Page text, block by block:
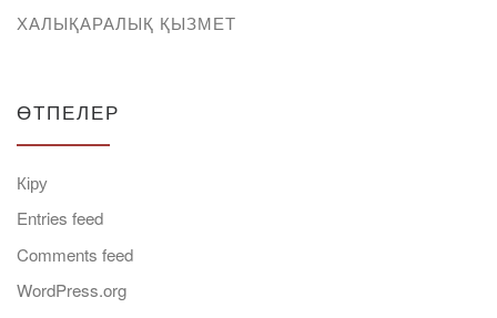
ХАЛЫҚАРАЛЫҚ ҚЫЗМЕТ
ӨТПЕЛЕР
Кіру
Entries feed
Comments feed
WordPress.org